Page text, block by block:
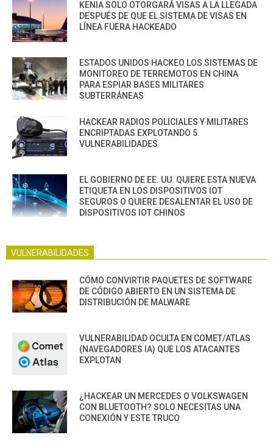
KENIA SOLO OTORGARÁ VISAS A LA LLEGADA
DESPUÉS DE QUE EL SISTEMA DE VISAS EN
LÍNEA FUERA HACKEADO
ESTADOS UNIDOS HACKEO LOS SISTEMAS DE
MONITOREO DE TERREMOTOS EN CHINA
PARA ESPIAR BASES MILITARES
SUBTERRÁNEAS
HACKEAR RADIOS POLICIALES Y MILITARES
ENCRIPTADAS EXPLOTANDO 5
VULNERABILIDADES
EL GOBIERNO DE EE. UU. QUIERE ESTA NUEVA
ETIQUETA EN LOS DISPOSITIVOS IOT
SEGUROS O QUIERE DESALENTAR EL USO DE
DISPOSITIVOS IOT CHINOS
VULNERABILIDADES
CÓMO CONVIRTIR PAQUETES DE SOFTWARE
DE CÓDIGO ABIERTO EN UN SISTEMA DE
DISTRIBUCIÓN DE MALWARE
VULNERABILIDAD OCULTA EN COMET/ATLAS
(NAVEGADORES IA) QUE LOS ATACANTES
EXPLOTAN
¿HACKEAR UN MERCEDES O VOLKSWAGEN
CON BLUETOOTH? SOLO NECESITAS UNA
CONEXIÓN Y ESTE TRUCO